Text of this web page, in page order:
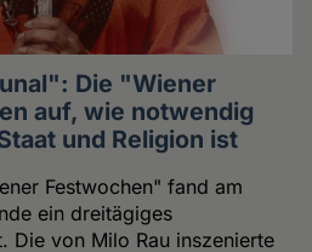
Die "Wiener
auf, wie notwendig
und Religion ist
Festwochen" fand am
ein dreitägiges
Die von Milo Rau inszenierte